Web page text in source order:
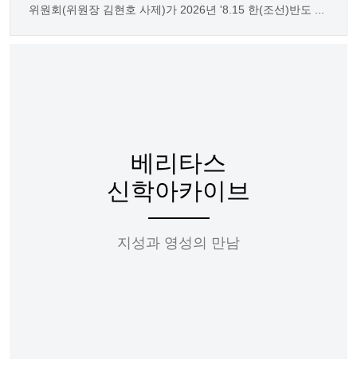
위원회(위원장 김현호 사제)가 2026년 '8.15 한(조선)반도 ...
베리타스
신학아카이브
지성과 영성의 만남